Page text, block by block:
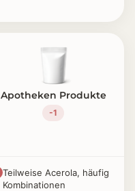
Apotheken Produkte
-1
Teilweise Acerola, häufig
Kombinationen